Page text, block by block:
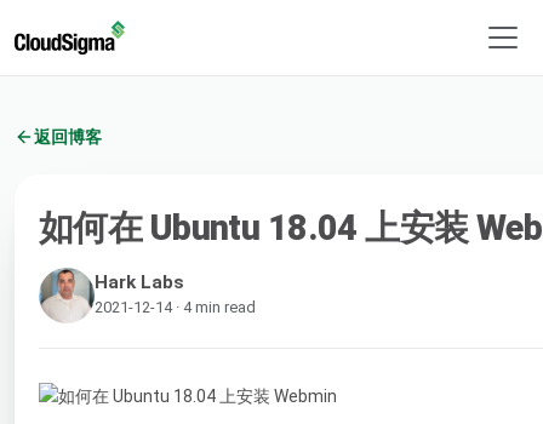
返回博客
如何在 Ubuntu 18.04 上安装
Hark Labs
2021-12-14 · 4 min read